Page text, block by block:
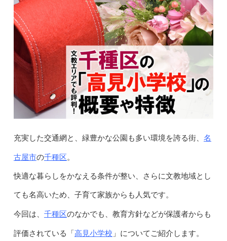
充実した交通網と、緑豊かな公園も多い環境を誇る街、 名
古屋市の千種区。
快適な暮らしをかなえる条件が整い、さらに文教地域とし
ても名高いため、子育て家族からも人気です。
今回は、 千種区のなかでも、教育方針などが保護者からも
評価されている「 高見小学校 」についてご紹介します。